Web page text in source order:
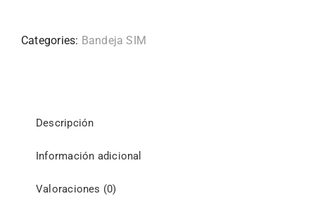
Categories: Bandeja SIM
Descripción
Información adicional
Valoraciones (0)